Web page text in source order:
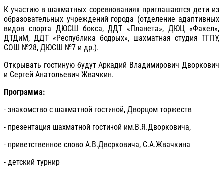
К участию в шахматных соревнованиях приглашаются дети из
образовательных учреждений города (отделение адаптивных
видов спорта ДЮСШ бокса, ДДТ «Планета», ДЮЦ «Факел»,
ДТДиМ, ДДТ «Республика бодрых», шахматная студия ТГПУ,
СОШ №28, ДЮСШ №7 и др.).
Открывать гостиную будут Аркадий Владимирович Дворкович
и Сергей Анатольевич Жвачкин.
Программа:
- знакомство с шахматной гостиной, Дворцом торжеств
- презентация шахматной гостиной им.В.Я.Дворковича,
- приветственное слово А.В.Дворковича, С.А.Жвачкина
- детский турнир